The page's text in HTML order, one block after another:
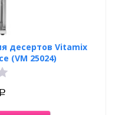
десертов Vitamix
(VM 25024)